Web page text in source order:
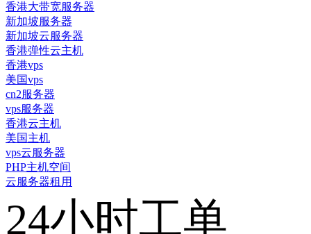
香港大带宽服务器
新加坡服务器
新加坡云服务器
香港弹性云主机
香港vps
美国vps
cn2服务器
vps服务器
香港云主机
美国主机
vps云服务器
PHP主机空间
云服务器租用
24小时工单